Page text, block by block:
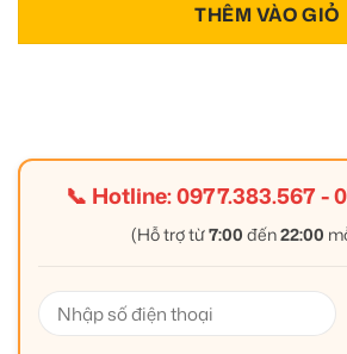
THÊM VÀO GIỎ
📞 Hotline:0977.383.567-
(Hỗ trợ từ7:00 đến22:00